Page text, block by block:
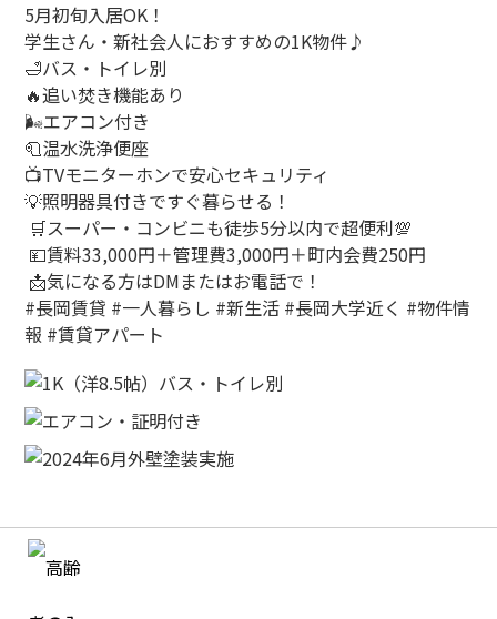
5月初旬入居OK ！
学生さん・新社会人におすすめの1K物件♪
🛁バス・トイレ別
🔥追い焚き機能あり
🌬エアコン付き
🧻温水洗浄便座
📺TVモニターホンで安心セキュリティ
💡照明器具付きですぐ暮らせる！
🛒スーパー・コンビニも徒歩5分以内で超便利💯
💴賃料33,000円＋管理費3,000円＋町内会費250円
📩気になる方はDMまたはお電話で！
#長岡賃貸 #一人暮らし #新生活 #長岡大学近く #物件情
報 #賃貸アパート